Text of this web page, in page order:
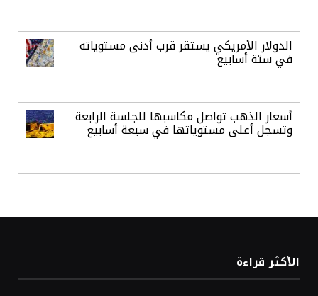
الدولار الأمريكي يستقر قرب أدنى مستوياته
في ستة أسابيع
أسعار الذهب تواصل مكاسبها للجلسة الرابعة
وتسجل أعلى مستوياتها في سبعة أسابيع
«طيران الرياض» يدشن أولى رحلاته إلى مومباي
ويضيف الوجهة التشغيلية الثامنة
الأكثر قراءة